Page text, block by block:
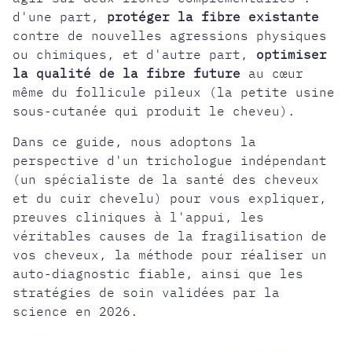
d'une part, protéger la fibre existante
contre de nouvelles agressions physiques
ou chimiques, et d'autre part, optimiser
la qualité de la fibre future au cœur
même du follicule pileux (la petite usine
sous-cutanée qui produit le cheveu).
Dans ce guide, nous adoptons la
perspective d'un trichologue indépendant
(un spécialiste de la santé des cheveux
et du cuir chevelu) pour vous expliquer,
preuves cliniques à l'appui, les
véritables causes de la fragilisation de
vos cheveux, la méthode pour réaliser un
auto-diagnostic fiable, ainsi que les
stratégies de soin validées par la
science en 2026.